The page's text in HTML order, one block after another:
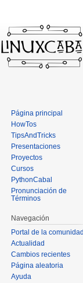
Página principal
HowTos
TipsAndTricks
Presentaciones
Proyectos
Cursos
PythonCabal
Pronunciación de
Términos
Navegación
Portal de la comunidad
Actualidad
Cambios recientes
Página aleatoria
Ayuda